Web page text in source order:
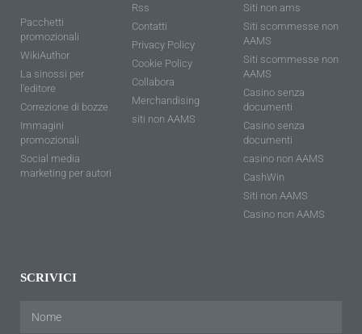
Pacchetti
promozionali
WikiAuthor
La sinossi per
l'editore
Correzione di bozze
Immagini
promozionali
Social media
marketing per autori
Rss
Contatti
Privacy Policy
Cookie Policy
Collabora
Merchandising
siti non AAMS
Siti non ams
Siti scommesse non
AAMS
Siti scommesse non
AAMS
Casino senza
documenti
Casino senza
documenti
casino non AAMS
CashWin
Siti non AAMS
Casino non AAMS
SCRIVICI